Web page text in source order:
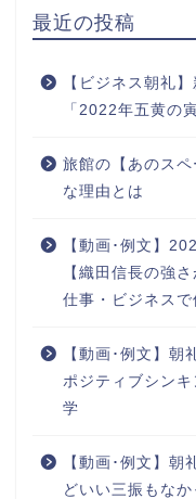
最近の投稿
【ビジネス朝礼
「2022年五黄の
旅館の【あのス
な理由とは
【動画･例文】
【織田信長の強
仕事・ビジネス
【動画･例文】朝
ポジティブシン
学
【動画･例文】朝
どいい三振もな